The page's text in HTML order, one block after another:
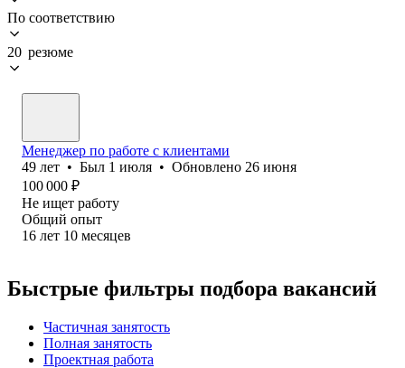
По соответствию
20 резюме
Менеджер по работе с клиентами
49 лет • Был 1 июля • Обновлено 26 июня
100 000 ₽
Не ищет работу
Общий опыт
16 лет 10 месяцев
Быстрые фильтры подбора вакансий
Частичная занятость
Полная занятость
Проектная работа